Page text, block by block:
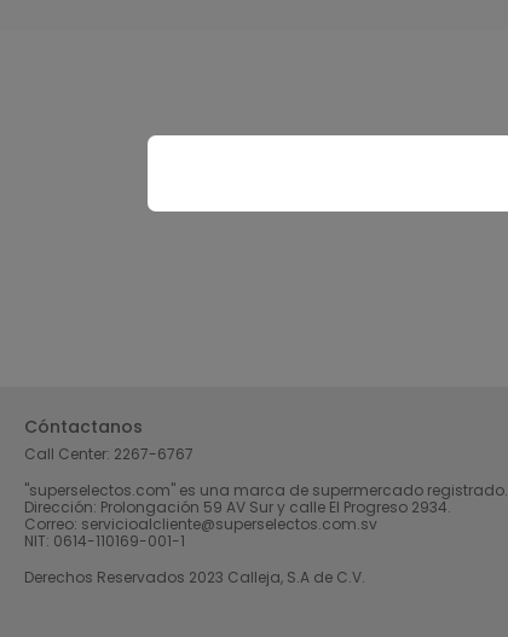
Cóntactanos
Call Center: 2267-6767
"superselectos.com" es una marca de supermercado registrado.
Dirección: Prolongación 59 AV Sur y calle El Progreso 2934.
Correo: servicioalcliente@superselectos.com.sv
NIT: 0614-110169-001-1
Derechos Reservados 2023 Calleja, S.A de C.V.